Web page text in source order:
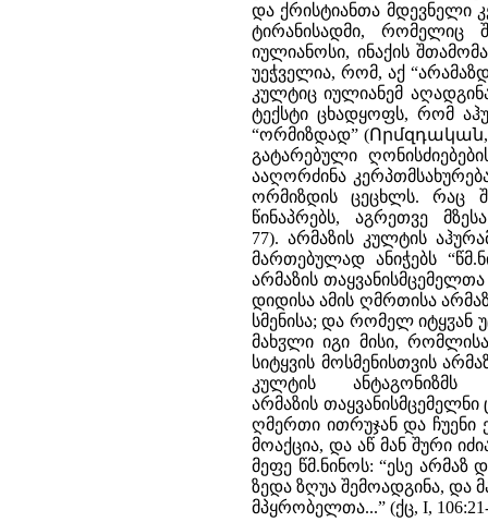
და ქრისტიანთა მდევნელი
ტირანისადმი, რომელიც
იულიანოსი, ინაქის
უეჭველია, რომ, აქ
კულტიც იულიანემ
ტექსტი ცხადყოფს, რომ
“ორმიზდად” (Որմզդական, -
გატარებული
ააღორძინა
ორმიზდის ცეცხლს. რაც
წინაპრებს, აგრეთვე
77). არმაზის კულტის
მართებულად ანიჭებს
არმაზის თაყვანისმცემელთა
დიდისა ამის ღმრთისა
სმენისა; და რომელ იტყჳან
მახჳლი იგი მისი,
სიტყვის მოსმენისთვის
კულტის
არმაზის
ღმერთი ითრუჯან და ჩუენი
მოაქცია, და აწ მან შური
მეფე წმ.ნინოს: “ესე
ზედა ზღუა შემოადგინა, და
მპყრობელთა...” (ქც, I,